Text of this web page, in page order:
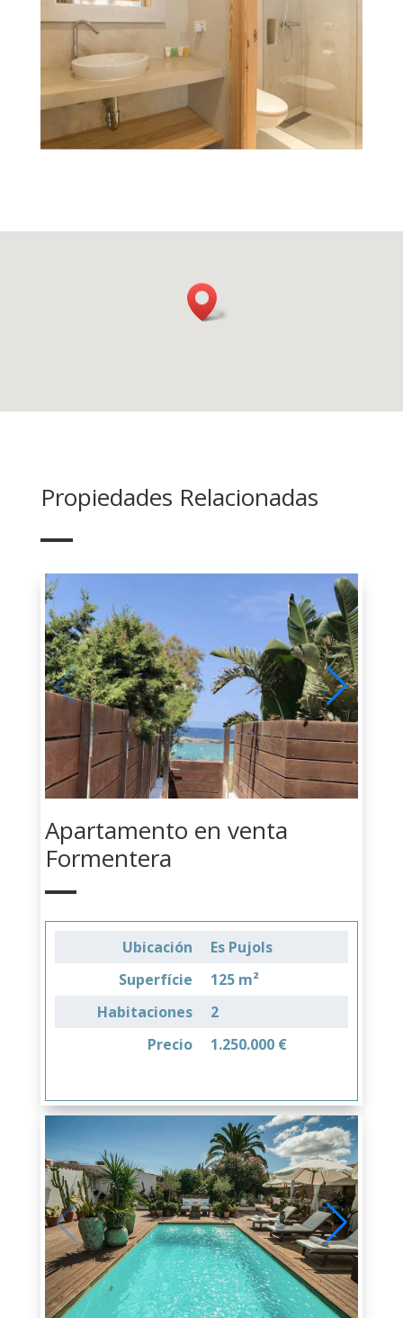
Propiedades Relacionadas
Apartamento en venta
Formentera
Ubicación
Es Pujols
Superfície
125 m²
Habitaciones
2
Precio
1.250.000 €